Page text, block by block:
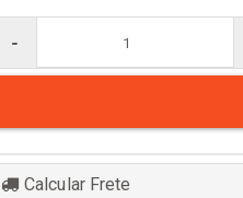
Comum
-
Calcular Frete